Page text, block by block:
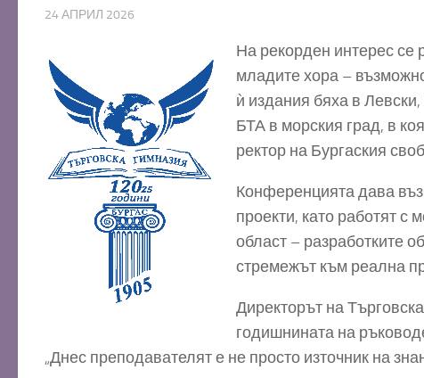
24 АПРИЛ 2026
На рекорден интерес се
младите хора –
ѝ издания бяха в
БТА в морския град, в
ректор на Бургаския
Конференцията дава
проекти, като работят
област – разработките
стремежът към реална
Директорът на
годишнината на
„Днес преподавателят е не просто източник на